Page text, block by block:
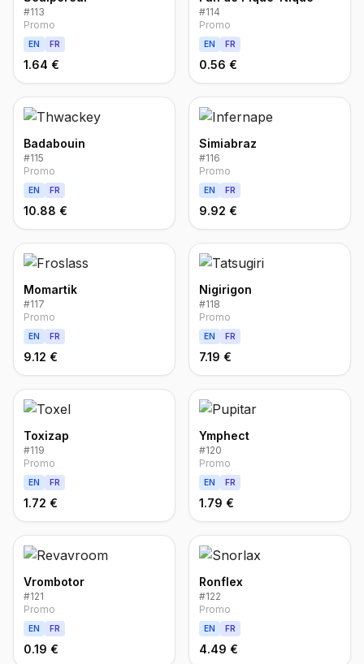
#113
Promo
EN FR
1.64 €
#114
Promo
EN FR
0.56 €
Badabouin
#115
Promo
EN FR
10.88 €
Simiabraz
#116
Promo
EN FR
9.92 €
Momartik
#117
Promo
EN FR
9.12 €
Nigirigon
#118
Promo
EN FR
7.19 €
Toxizap
#119
Promo
EN FR
1.72 €
Ymphect
#120
Promo
EN FR
1.79 €
Vrombotor
#121
Promo
EN FR
0.19 €
Ronflex
#122
Promo
EN FR
4.49 €